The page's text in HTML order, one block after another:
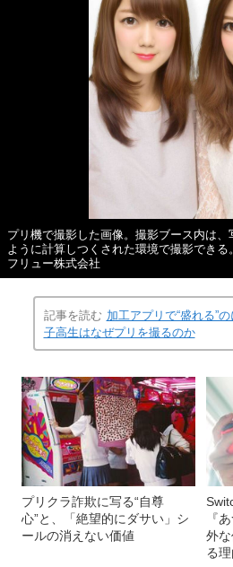
プリ機で撮影した画像。撮影ブース内は、
ように計算しつくされた環境で撮影でき
フリュー株式会社
記事を読む 加工アプリで“盛れる”
子高生はなぜプリを撮るのか
プリクラ詐欺に写る“自尊
心”と、「絶望的にダサい」シ
ールの消えない価値
『
外
る